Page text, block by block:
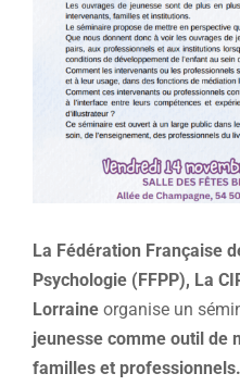
La Fédération Française
Psychologie (FFPP), La
Lorraine organise un
jeunesse comme outil de
familles et professionnels.